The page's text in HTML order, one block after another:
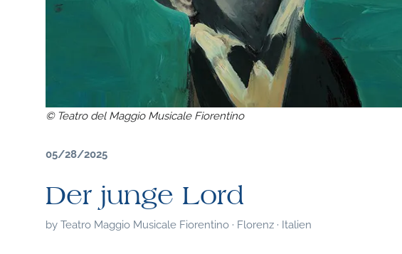
© Teatro del Maggio Musicale Fiorentino
05/28/2025
Der junge Lord
by Teatro Maggio Musicale Fiorentino · Florenz · Italien